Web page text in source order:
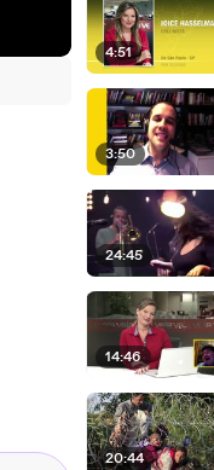
4:51
3:50
24:45
14:46
20:44